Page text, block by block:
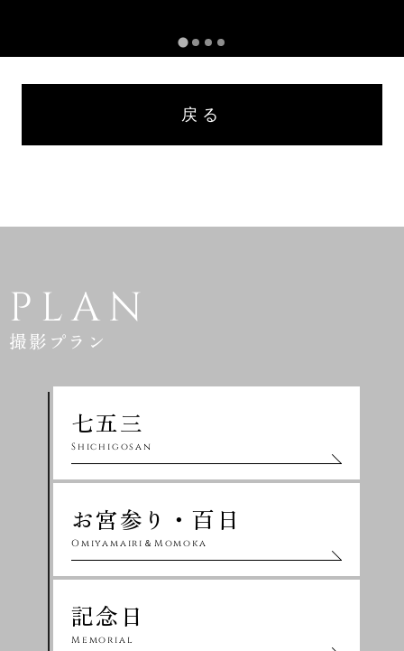
戻る
PLAN
撮影プラン
七五三
Shichigosan
お宮参り・百日
Omiyamairi＆Momoka
記念日
Memorial